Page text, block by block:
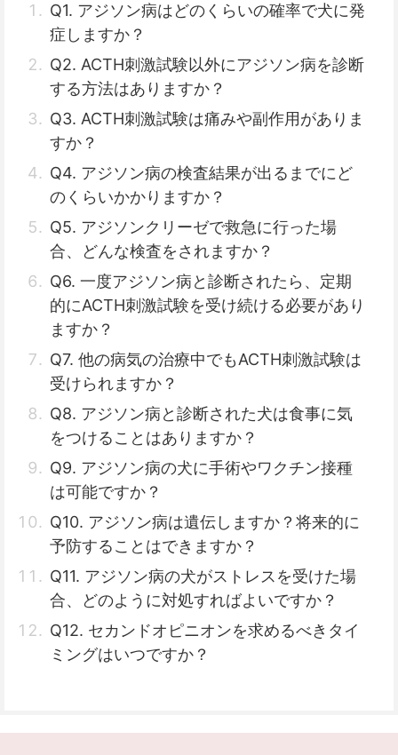
Q1. アジソン病はどのくらいの確率で犬に発
症しますか？
Q2. ACTH刺激試験以外にアジソン病を診断
する方法はありますか？
Q3. ACTH刺激試験は痛みや副作用がありま
すか？
Q4. アジソン病の検査結果が出るまでにど
のくらいかかりますか？
Q5. アジソンクリーゼで救急に行った場
合、どんな検査をされますか？
Q6. 一度アジソン病と診断されたら、定期
的にACTH刺激試験を受け続ける必要があり
ますか？
Q7. 他の病気の治療中でもACTH刺激試験は
受けられますか？
Q8. アジソン病と診断された犬は食事に気
をつけることはありますか？
Q9. アジソン病の犬に手術やワクチン接種
は可能ですか？
Q10. アジソン病は遺伝しますか？将来的に
予防することはできますか？
Q11. アジソン病の犬がストレスを受けた場
合、どのように対処すればよいですか？
Q12. セカンドオピニオンを求めるべきタイ
ミングはいつですか？